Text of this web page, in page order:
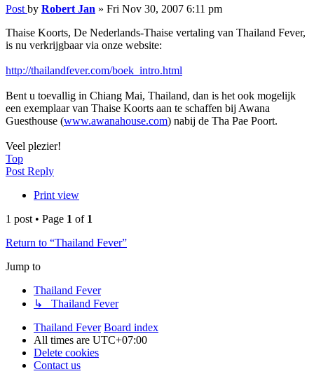
Post by Robert Jan » Fri Nov 30, 2007 6:11 pm
Thaise Koorts, De Nederlands-Thaise vertaling van Thailand Fever,
is nu verkrijgbaar via onze website:
http://thailandfever.com/boek_intro.html
Bent u toevallig in Chiang Mai, Thailand, dan is het ook mogelijk
een exemplaar van Thaise Koorts aan te schaffen bij Awana
Guesthouse (www.awanahouse.com) nabij de Tha Pae Poort.
Veel plezier!
Top
Post Reply
Print view
1 post • Page 1 of 1
Return to “Thailand Fever”
Jump to
Thailand Fever
↳ Thailand Fever
Thailand Fever Board index
All times are UTC+07:00
Delete cookies
Contact us